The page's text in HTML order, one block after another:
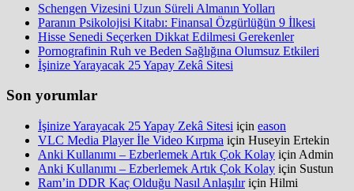
Schengen Vizesini Uzun Süreli Almanın Yolları
Paranın Psikolojisi Kitabı: Finansal Özgürlüğün 9 İlkesi
Hisse Senedi Seçerken Dikkat Edilmesi Gerekenler
Pornografinin Ruh ve Beden Sağlığına Olumsuz Etkileri
İşinize Yarayacak 25 Yapay Zekâ Sitesi
Son yorumlar
İşinize Yarayacak 25 Yapay Zekâ Sitesi için eason
VLC Media Player İle Video Kırpma için Huseyin Ertekin
Anki Kullanımı – Ezberlemek Artık Çok Kolay için Admin
Anki Kullanımı – Ezberlemek Artık Çok Kolay için Sustun
Ram’in DDR Kaç Olduğu Nasıl Anlaşılıriçin Hilmi